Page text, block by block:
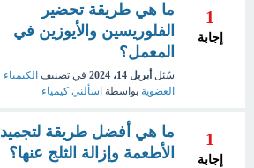
1
إجابة
ما هي طريقة تحضير
الفلوريسين والأيوزين في
المعمل؟
سُئل أبريل 14، 2024 في تصنيف الكيمياء
العضوية بواسطة اسألني كيمياء
1
إجابة
ما هي أفضل طريقة لتجميد
الأطعمة وإزالة الثلج عنها؟